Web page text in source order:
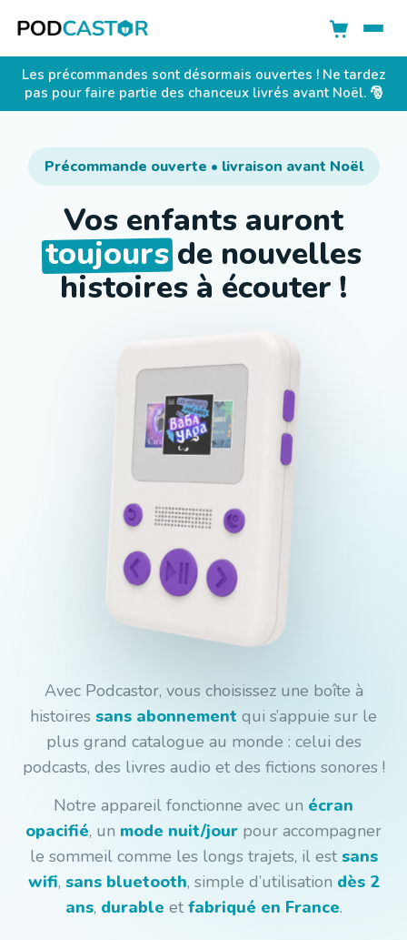
Les précommandes sont désormais ouvertes ! Ne tardez
pas pour faire partie des chanceux livrés avant Noël. 🎅
Précommande ouverte • livraison avant Noël
Vos enfants auront
toujoursde nouvelles
histoires à écouter !
Avec Podcastor, vous choisissez une boîte à
histoires sans abonnement qui s’appuie sur le
plus grand catalogue au monde : celui des
podcasts, des livres audio et des fictions sonores !
Notre appareil fonctionne avec un écran
opacifié, un mode nuit/jour pour accompagner
le sommeil comme les longs trajets, il estsans
wifi, sans bluetooth, simple d’utilisation dès 2
ans, durable etfabriqué en France.